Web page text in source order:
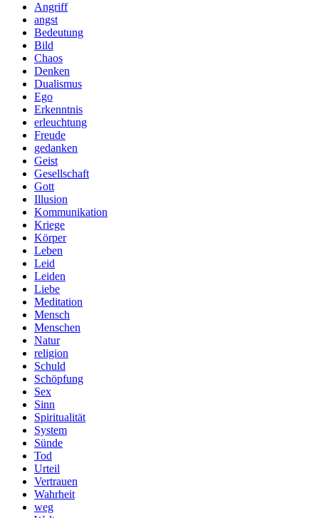
Angriff
angst
Bedeutung
Bild
Chaos
Denken
Dualismus
Ego
Erkenntnis
erleuchtung
Freude
gedanken
Geist
Gesellschaft
Gott
Illusion
Kommunikation
Kriege
Körper
Leben
Leid
Leiden
Liebe
Meditation
Mensch
Menschen
Natur
religion
Schuld
Schöpfung
Sex
Sinn
Spiritualität
System
Sünde
Tod
Urteil
Vertrauen
Wahrheit
weg